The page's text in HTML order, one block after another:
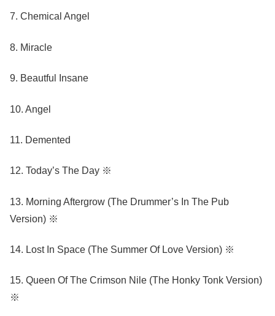
7. Chemical Angel
8. Miracle
9. Beautful Insane
10. Angel
11. Demented
12. Today’s The Day ※
13. Morning Aftergrow (The Drummer’s In The Pub
Version) ※
14. Lost In Space (The Summer Of Love Version) ※
15. Queen Of The Crimson Nile (The Honky Tonk Version)
※